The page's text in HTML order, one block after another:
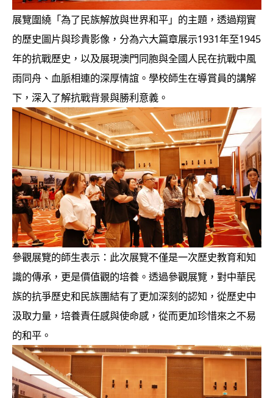
展覽圍繞「為了民族解放與世界和平」的主題，透過翔實
的歷史圖片與珍貴影像，分為六大篇章展示1931年至1945
年的抗戰歷史，以及展現澳門同胞與全國人民在抗戰中風
雨同舟、血脈相連的深厚情誼。學校師生在導賞員的講解
下，深入了解抗戰背景與勝利意義。
參觀展覽的師生表示：此次展覽不僅是一次歷史教育和知
識的傳承，更是價值觀的培養。透過參觀展覽，對中華民
族的抗爭歷史和民族團結有了更加深刻的認知，從歷史中
汲取力量，培養責任感與使命感，從而更加珍惜來之不易
的和平。